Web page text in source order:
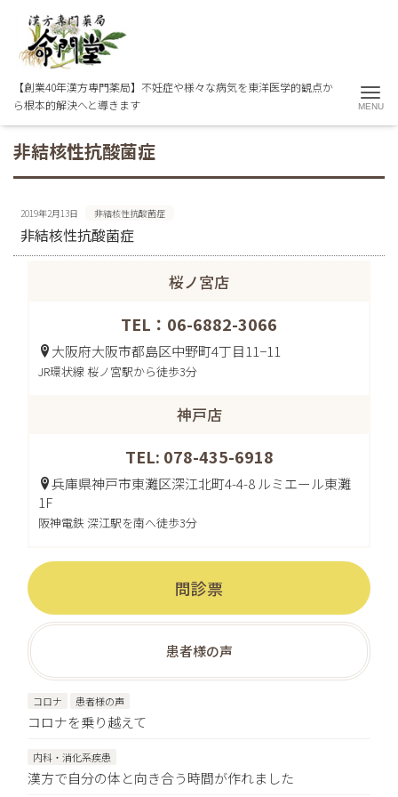
【創業40年漢方専門薬局】不妊症や様々な病気を東洋医学的観点か
ら根本的解決へと導きます
非結核性抗酸菌症
2019年2月13日 非結核性抗酸菌症
非結核性抗酸菌症
桜ノ宮店
TEL：06-6882-3066
大阪府大阪市都島区中野町4丁目11−11
JR環状線 桜ノ宮駅から徒歩3分
神戸店
TEL: 078-435-6918
兵庫県神戸市東灘区深江北町4-4-8 ルミエール東灘
1F
阪神電鉄 深江駅を南へ徒歩3分
問診票
患者様の声
コロナ 患者様の声
コロナを乗り越えて
内科・消化系疾患
漢方で自分の体と向き合う時間が作れました